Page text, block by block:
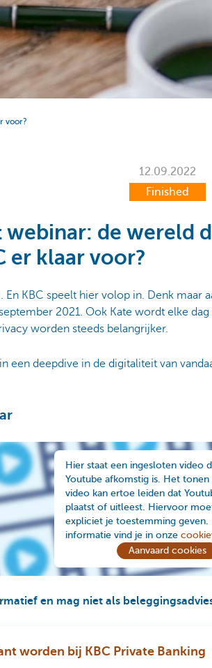
voor?
12.09.2022
Finished
de wereld
er klaar voor?
KBC speelt hier volop in. Denk maar
2021. Ook Kate wordt elke
worden steeds belangrijker.
een deepdive in de digitaliteit van
Hier staat een ingesloten video
Youtube afkomstig is. Het tonen
video kan ertoe leiden dat
plaatst of uitleest. Hiervoor
expliciet je toestemming geven.
informatie vind je in onze
Aanvaard cookies
en mag niet als
worden bij KBC Private Banking